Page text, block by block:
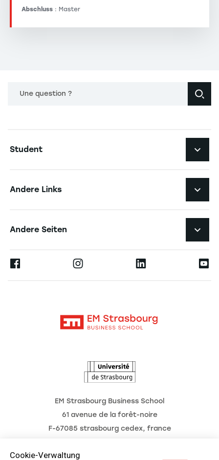
Cookie-Verwaltung
Abschluss : Master
Une question ?
Student
Forschung
Andere Links
Andere Seiten
Ernest
EM Strasbourg Business School
61 avenue de la forêt-noire
F-67085 strasbourg cedex, france